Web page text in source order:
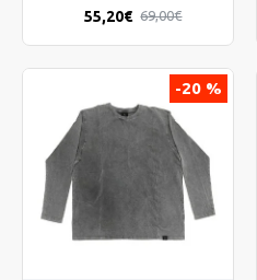
55,20€ 69,00€
-20 %